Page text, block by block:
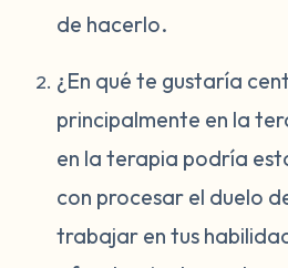
de hacerlo.
¿En qué te gustaría
principalmente en la
en la terapia podría
con procesar el duelo
trabajar en tus